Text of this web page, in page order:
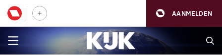
AANMELDEN